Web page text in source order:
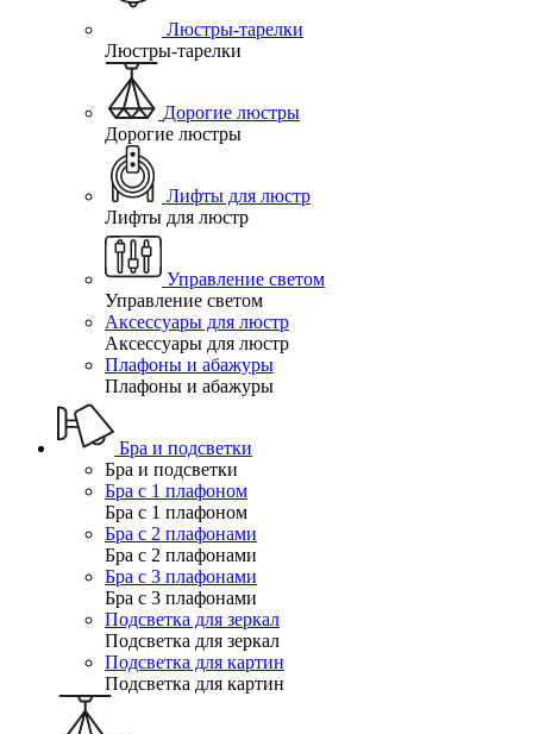
Люстры-тарелки
Люстры-тарелки
Дорогие люстры
Дорогие люстры
Лифты для люстр
Лифты для люстр
Управление светом
Управление светом
Аксессуары для люстр
Аксессуары для люстр
Плафоны и абажуры
Плафоны и абажуры
Бра и подсветки
Бра и подсветки
Бра с 1 плафоном
Бра с 1 плафоном
Бра с 2 плафонами
Бра с 2 плафонами
Бра с 3 плафонами
Бра с 3 плафонами
Подсветка для зеркал
Подсветка для зеркал
Подсветка для картин
Подсветка для картин